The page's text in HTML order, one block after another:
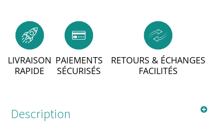
LIVRAISON
RAPIDE
PAIEMENTS
SÉCURISÉS
RETOURS & ÉCHANGES
FACILITÉS
Description